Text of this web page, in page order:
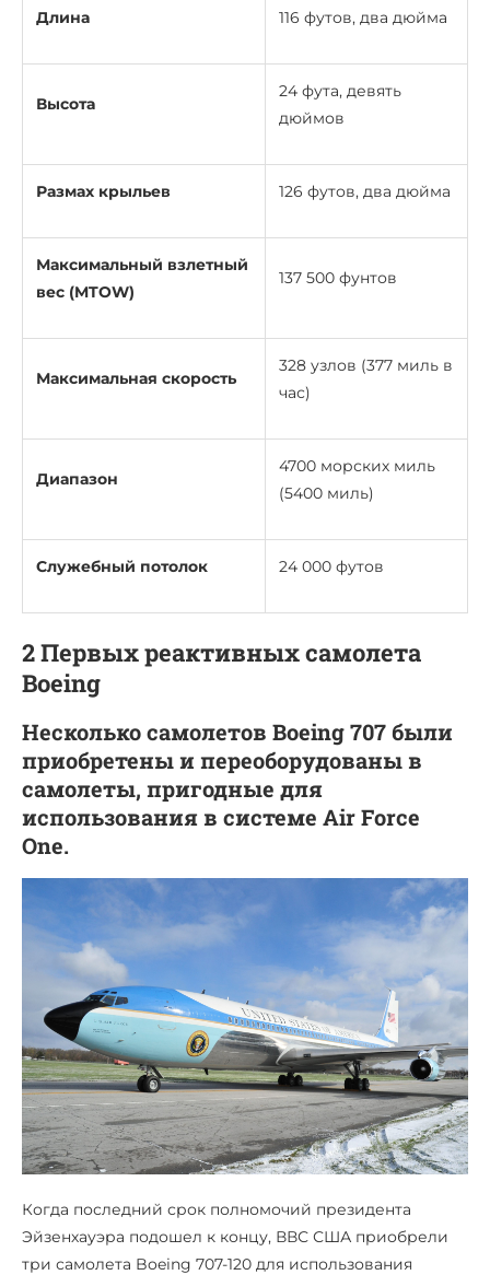
Длина 116 футов, два дюйма
Высота
24 фута, девять
дюймов
Размах крыльев 126 футов, два дюйма
Максимальный взлетный
вес (MTOW)
137 500 фунтов
Максимальная скорость
328 узлов (377 миль в
час)
Диапазон
4700 морских миль
(5400 миль)
Служебный потолок 24 000 футов
2 Первых реактивных самолета
Boeing
Несколько самолетов Boeing 707 были
приобретены и переоборудованы в
самолеты, пригодные для
использования в системе Air Force
One.
Когда последний срок полномочий президента
Эйзенхауэра подошел к концу, ВВС США приобрели
три самолета Boeing 707-120 для использования